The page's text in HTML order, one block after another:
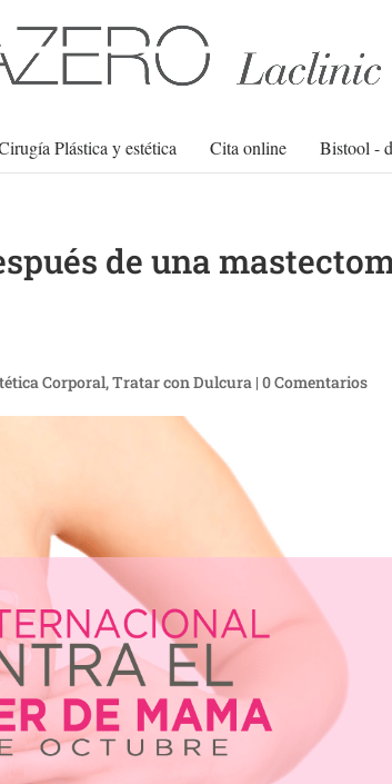
Plástica y estética Cita online Bistool -
de una
Corporal,Tratar con Dulcura |0 Comentarios